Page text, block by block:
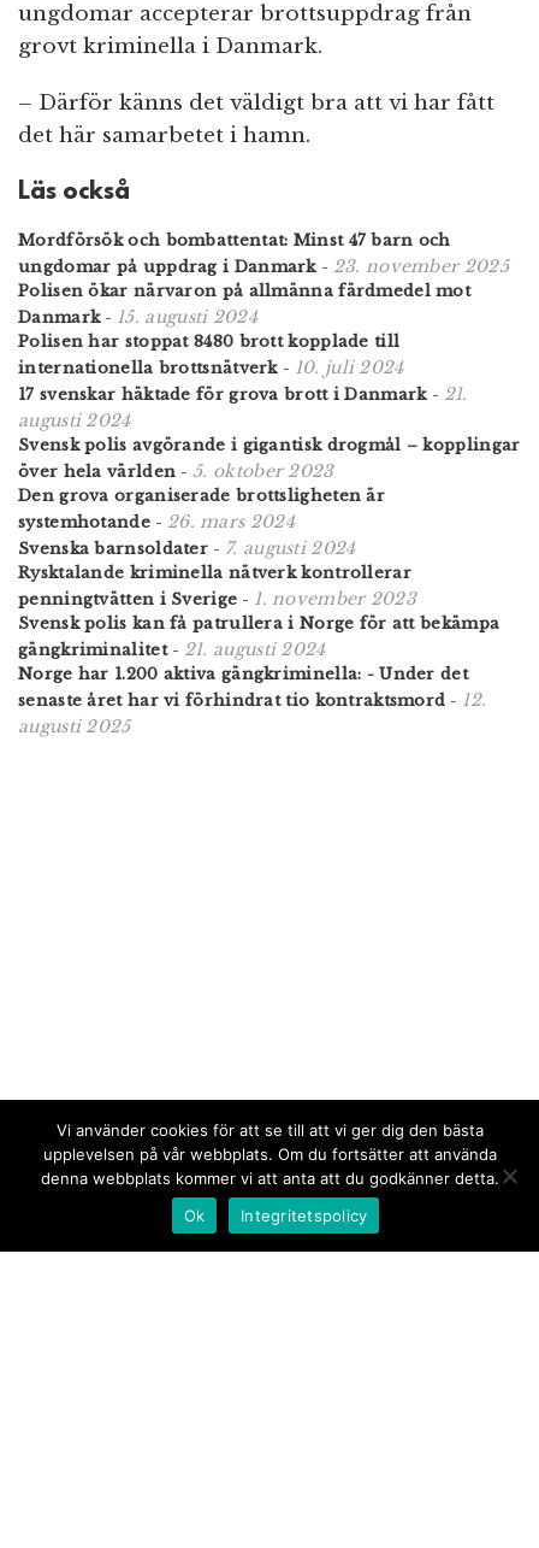
ungdomar accepterar brottsuppdrag från
grovt kriminella i Danmark.
– Därför känns det väldigt bra att vi har fått
det här samarbetet i hamn.
Läs också
Mordförsök och bombattentat: Minst 47 barn och
ungdomar på uppdrag i Danmark- 23. november 2025
Polisen ökar närvaron på allmänna färdmedel mot
Danmark- 15. augusti 2024
Polisen har stoppat 8480 brott kopplade till
internationella brottsnätverk- 10. juli 2024
17 svenskar häktade för grova brott i Danmark- 21.
augusti 2024
Svensk polis avgörande i gigantisk drogmål – kopplingar
över hela världen -5. oktober 2023
Den grova organiserade brottsligheten är
systemhotande- 26. mars 2024
Svenska barnsoldater - 7. augusti 2024
Rysktalande kriminella nätverk kontrollerar
penningtvätten i Sverige - 1. november 2023
Svensk polis kan få patrullera i Norge för att bekämpa
gängkriminalitet- 21. augusti 2024
Norge har 1.200 aktiva gängkriminella: - Under det
senaste året har vi förhindrat tio kontraktsmord - 12.
augusti 2025
Vi använder cookies för att se till att vi ger dig den bästa
upplevelsen på vår webbplats. Om du fortsätter att använda
denna webbplats kommer vi att anta att du godkänner detta.
Ok
Integritetspolicy